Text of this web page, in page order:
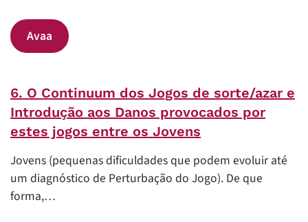
Avaa
6. O Continuum dos Jogos de sorte/azar e
Introdução aos Danos provocados por
estes jogos entre os Jovens
Jovens (pequenas dificuldades que podem evoluir até
um diagnóstico de Perturbação do Jogo). De que
forma,…